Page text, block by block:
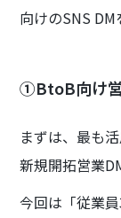
向けのSNS DM
①BtoB向け
まずは、最も
新規開拓営業
今回は「従業